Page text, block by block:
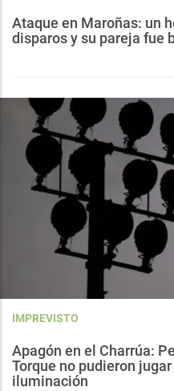
Ataque en Maroñas: un
disparos y su pareja fue
IMPREVISTO
Apagón en el Charrúa:
Torque no pudieron
iluminación